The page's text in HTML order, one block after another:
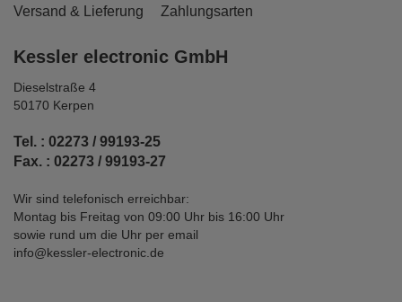
Versand & Lieferung Zahlungsarten
Kessler electronic GmbH
Dieselstraße 4
50170 Kerpen
Tel. : 02273 / 99193-25
Fax. : 02273 / 99193-27
Wir sind telefonisch erreichbar:
Montag bis Freitag von 09:00 Uhr bis 16:00 Uhr
sowie rund um die Uhr per email
info@kessler-electronic.de